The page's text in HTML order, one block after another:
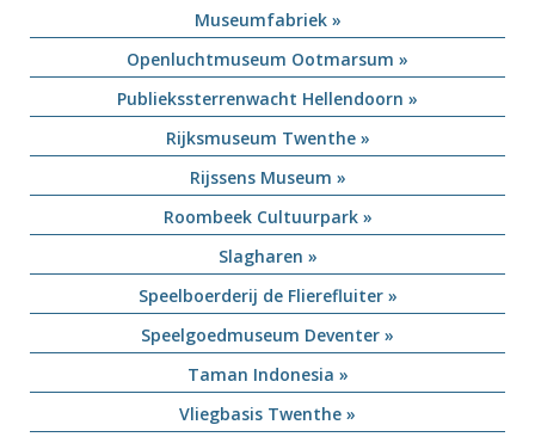
Museumfabriek »
Openluchtmuseum Ootmarsum »
Publiekssterrenwacht Hellendoorn »
Rijksmuseum Twenthe »
Rijssens Museum »
Roombeek Cultuurpark »
Slagharen »
Speelboerderij de Flierefluiter »
Speelgoedmuseum Deventer »
Taman Indonesia »
Vliegbasis Twenthe »